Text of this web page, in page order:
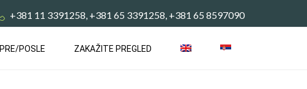
+381 11 3391258, +381 65 3391258, +381 65 8597090
PRE/POSLE ZAKAŽITE PREGLED